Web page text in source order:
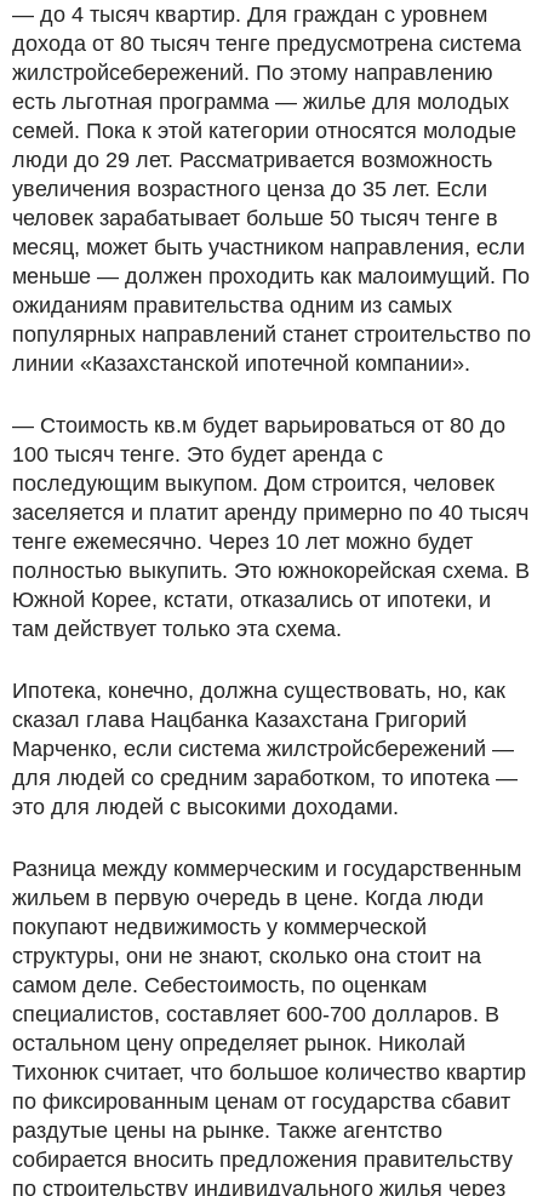
— до 4 тысяч квартир. Для граждан с уровнем
дохода от 80 тысяч тенге предусмотрена система
жилстройсебережений. По этому направлению
есть льготная программа — жилье для молодых
семей. Пока к этой категории относятся молодые
люди до 29 лет. Рассматривается возможность
увеличения возрастного ценза до 35 лет. Если
человек зарабатывает больше 50 тысяч тенге в
месяц, может быть участником направления, если
меньше — должен проходить как малоимущий. По
ожиданиям правительства одним из самых
популярных направлений станет строительство по
линии «Казахстанской ипотечной компании».
— Стоимость кв.м будет варьироваться от 80 до
100 тысяч тенге. Это будет аренда с
последующим выкупом. Дом строится, человек
заселяется и платит аренду примерно по 40 тысяч
тенге ежемесячно. Через 10 лет можно будет
полностью выкупить. Это южнокорейская схема. В
Южной Корее, кстати, отказались от ипотеки, и
там действует только эта схема.
Ипотека, конечно, должна существовать, но, как
сказал глава Нацбанка Казахстана Григорий
Марченко, если система жилстройсбережений —
для людей со средним заработком, то ипотека —
это для людей с высокими доходами.
Разница между коммерческим и государственным
жильем в первую очередь в цене. Когда люди
покупают недвижимость у коммерческой
структуры, они не знают, сколько она стоит на
самом деле. Себестоимость, по оценкам
специалистов, составляет 600-700 долларов. В
остальном цену определяет рынок. Николай
Тихонюк считает, что большое количество квартир
по фиксированным ценам от государства сбавит
раздутые цены на рынке. Также агентство
собирается вносить предложения правительству
по строительству индивидуального жилья через